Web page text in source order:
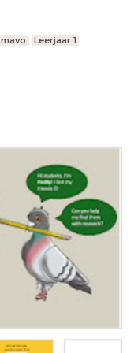
mavo Leerjaar 1